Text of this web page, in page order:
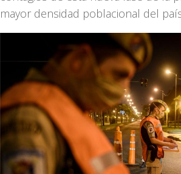
mayor densidad poblacional del